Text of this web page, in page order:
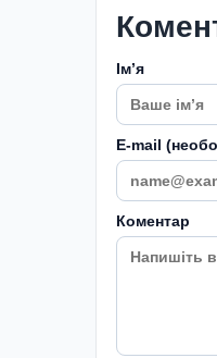
Імʼя
E-mail
Коментар